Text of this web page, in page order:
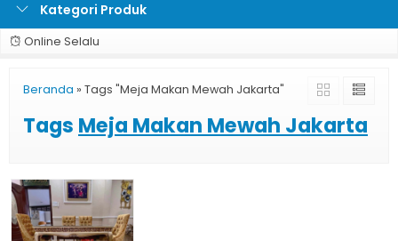
Kategori Produk
Online Selalu
Beranda » Tags "Meja Makan Mewah Jakarta"
Tags Meja Makan Mewah Jakarta